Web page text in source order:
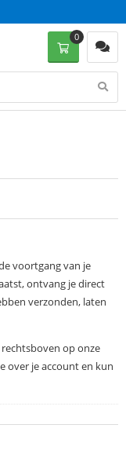
0
voortgang van je
ontvang je direct
verzonden, laten
op onze
over je account en kun